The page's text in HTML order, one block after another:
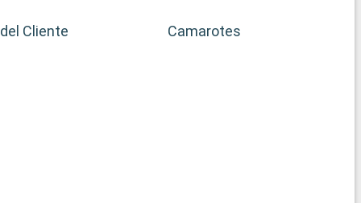
Cliente Camarotes